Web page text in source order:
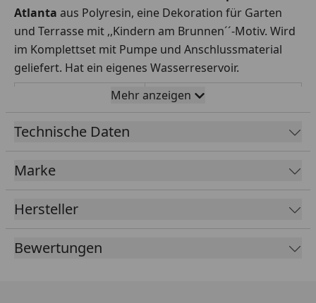
Atlanta aus Polyresin, eine Dekoration für Garten
und Terrasse mit ,,Kindern am Brunnen´´-Motiv. Wird
im Komplettset mit Pumpe und Anschlussmaterial
geliefert. Hat ein eigenes Wasserreservoir.
44 x 39,5 x 69,5 cm
Förderleistung
Material
Polyresin
Alle Zubehörteile dieses Wasserspiels sind ideal
aufeinander abgestimmt, um eine optimale Funktion
zu gewährleisten.
Montageanleitung &
Mehr anzeigen
Technische Daten
Marke
Hersteller
Bewertungen